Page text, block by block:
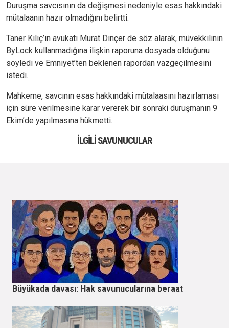
Duruşma savcısının da değişmesi nedeniyle esas hakkındaki
mütalaanın hazır olmadığını belirtti.
Taner Kılıç’ın avukatı Murat Dinçer de söz alarak, müvekkilinin
ByLock kullanmadığına ilişkin raporuna dosyada olduğunu
söyledi ve Emniyet’ten beklenen rapordan vazgeçilmesini
istedi.
Mahkeme, savcının esas hakkındaki mütalaasını hazırlaması
için süre verilmesine karar vererek bir sonraki duruşmanın 9
Ekim’de yapılmasına hükmetti.
İLGILI SAVUNUCULAR
Büyükada davası: Hak savunucularına beraat